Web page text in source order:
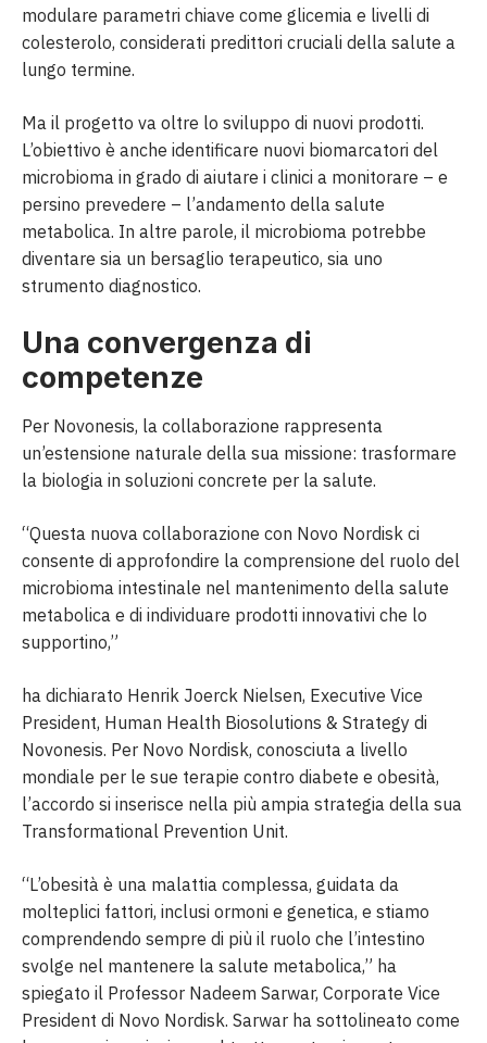
modulare parametri chiave come glicemia e livelli di
colesterolo, considerati predittori cruciali della salute a
lungo termine.
Ma il progetto va oltre lo sviluppo di nuovi prodotti.
L’obiettivo è anche identificare nuovi biomarcatori del
microbioma in grado di aiutare i clinici a monitorare – e
persino prevedere – l’andamento della salute
metabolica. In altre parole, il microbioma potrebbe
diventare sia un bersaglio terapeutico, sia uno
strumento diagnostico.
Una convergenza di
competenze
Per Novonesis, la collaborazione rappresenta
un’estensione naturale della sua missione: trasformare
la biologia in soluzioni concrete per la salute.
“Questa nuova collaborazione con Novo Nordisk ci
consente di approfondire la comprensione del ruolo del
microbioma intestinale nel mantenimento della salute
metabolica e di individuare prodotti innovativi che lo
supportino,”
ha dichiarato Henrik Joerck Nielsen, Executive Vice
President, Human Health Biosolutions & Strategy di
Novonesis. Per Novo Nordisk, conosciuta a livello
mondiale per le sue terapie contro diabete e obesità,
l’accordo si inserisce nella più ampia strategia della sua
Transformational Prevention Unit.
“L’obesità è una malattia complessa, guidata da
molteplici fattori, inclusi ormoni e genetica, e stiamo
comprendendo sempre di più il ruolo che l’intestino
svolge nel mantenere la salute metabolica,” ha
spiegato il Professor Nadeem Sarwar, Corporate Vice
President di Novo Nordisk. Sarwar ha sottolineato come